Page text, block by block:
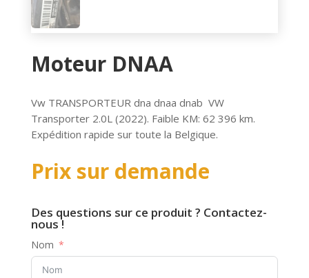
Moteur DNAA
Vw TRANSPORTEUR dna dnaa dnab VW
Transporter 2.0L (2022). Faible KM: 62 396 km.
Expédition rapide sur toute la Belgique.
Prix sur demande
Des questions sur ce produit ? Contactez-
nous !
Nom